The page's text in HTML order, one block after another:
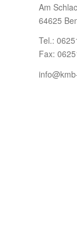
Am
64625
Tel.:
Fax: